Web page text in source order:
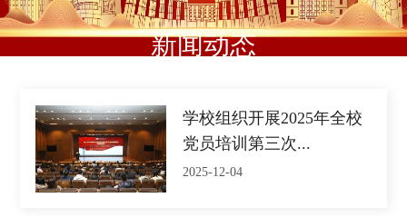
新闻动态
学校组织开展2025年全校
党员培训第三次...
2025-12-04